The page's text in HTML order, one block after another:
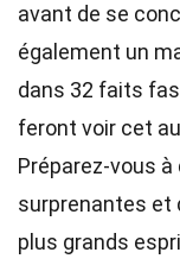
avant de se
également un
dans 32 faits
feront voir cet
Préparez-vous
surprenantes et
plus grands